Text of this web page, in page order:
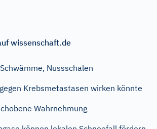
wissenschaft.de
Nussschalen
Krebsmetastasen wirken könnte
Wahrnehmung